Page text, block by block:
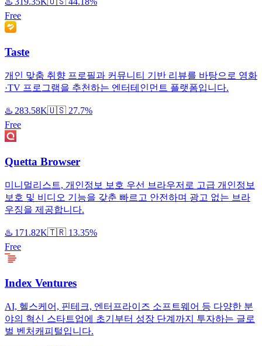
Free
Taste
개인 맞춤 취향 프로필과 커뮤니티 기반 리뷰를 바탕으로 영화
·TV 프로그램을 추천하는 엔터테인먼트 플랫폼입니다.
♨️ 283.58K🇺🇸 27.7%
Free
Quetta Browser
미니멀리스트, 개인정보 보호 우선 브라우저로 고급 개인정보
보호 및 비디오 기능을 갖춘 빠르고 안전하며 광고 없는 브라
우징을 제공합니다.
♨️ 171.82K🇹🇷 13.35%
Free
Index Ventures
AI, 헬스케어, 핀테크, 엔터프라이즈 소프트웨어 등 다양한 분
야의 혁신 스타트업에 초기부터 성장 단계까지 투자하는 글로
벌 벤처캐피털입니다.